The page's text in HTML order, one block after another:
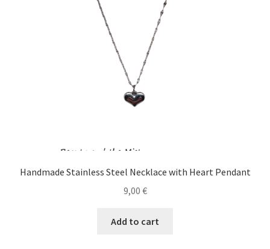
Handmade Stainless Steel Necklace with Heart Pendant
9,00 €
Add to cart